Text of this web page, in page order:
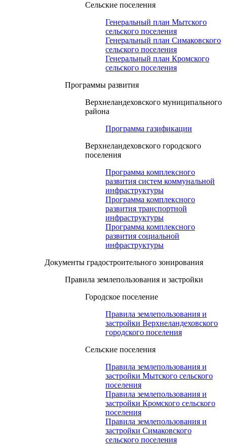
Сельские поселения
Генеральный план Мытского
сельского поселения
Генеральный план Симаковского
сельского поселения
Генеральный план Кромского
сельского поселения
Программы развития
Верхнеландеховского муниципального
района
Программа газификации
Верхнеландеховского городского
поселения
Программа комплексного
развития систем коммунальной
инфраструктуры
Программа комплексного
развития транспортной
инфраструктуры
Программа комплексного
развития социальной
инфраструктуры
Документы градостроительного зонирования
Правила землепользования и застройки
Городское поселение
Правила землепользования и
застройки Верхнеландеховского
городского поселения
Сельские поселения
Правила землепользования и
застройки Мытского сельского
поселения
Правила землепользования и
застройки Кромского сельского
поселения
Правила землепользования и
застройки Симаковского
сельского поселения